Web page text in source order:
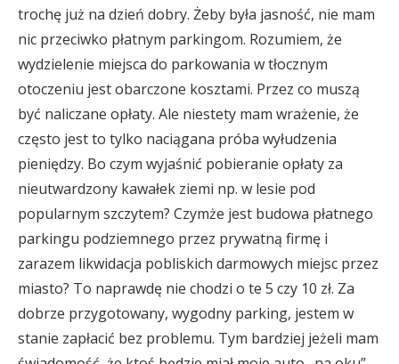
trochę już na dzień dobry. Żeby była jasność, nie mam
nic przeciwko płatnym parkingom. Rozumiem, że
wydzielenie miejsca do parkowania w tłocznym
otoczeniu jest obarczone kosztami. Przez co muszą
być naliczane opłaty. Ale niestety mam wrażenie, że
często jest to tylko naciągana próba wyłudzenia
pieniędzy. Bo czym wyjaśnić pobieranie opłaty za
nieutwardzony kawałek ziemi np. w lesie pod
popularnym szczytem? Czymże jest budowa płatnego
parkingu podziemnego przez prywatną firmę i
zarazem likwidacja pobliskich darmowych miejsc przez
miasto? To naprawdę nie chodzi o te 5 czy 10 zł. Za
dobrze przygotowany, wygodny parking, jestem w
stanie zapłacić bez problemu. Tym bardziej jeżeli mam